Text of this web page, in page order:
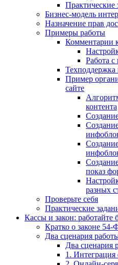
Практические
Бизнес-модель
Назначение прав
Примеры работы
Комментарии
Работа
Техподдержка
Пример
сайте
контента
показ
разных
Проверьте себя
Практические
Кассы и закон: работайте
Кратко о законе 54-
Два сценария
Два сценария
1. Интеграция